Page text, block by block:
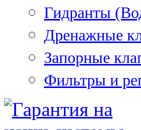
Гидранты
Дренажные
Запорные
Фильтры и